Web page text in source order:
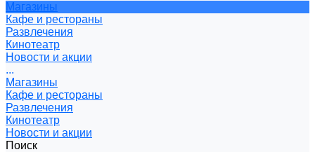
Магазины
Кафе и рестораны
Развлечения
Кинотеатр
Новости и акции
...
Магазины
Кафе и рестораны
Развлечения
Кинотеатр
Новости и акции
Поиск